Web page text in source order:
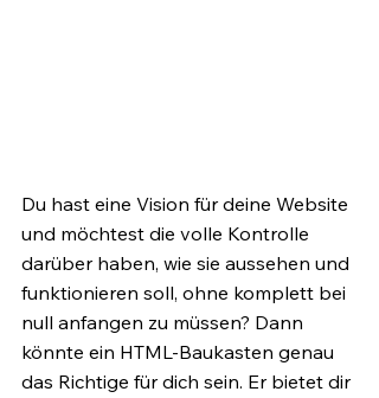
Du hast eine Vision für deine Website
und möchtest die volle Kontrolle
darüber haben, wie sie aussehen und
funktionieren soll, ohne komplett bei
null anfangen zu müssen? Dann
könnte ein HTML-Baukasten genau
das Richtige für dich sein. Er bietet dir